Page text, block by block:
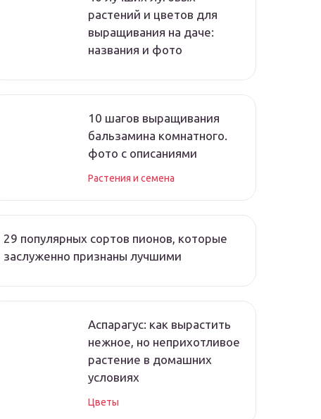
растений и цветов для
выращивания на даче:
названия и фото
10 шагов выращивания
бальзамина комнатного.
фото с описаниями
Растения и семена
29 популярных сортов пионов, которые
заслуженно признаны лучшими
Аспарагус: как вырастить
нежное, но неприхотливое
растение в домашних
условиях
Цветы